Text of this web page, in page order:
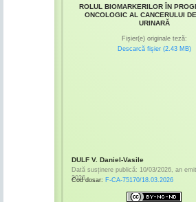
ROLUL BIOMARKERILOR ÎN
ONCOLOGIC AL CANCERULUI
URINARĂ
Fișier(e) originale teză:
Descarcă fișier (2.43 MB)
DULF V. Daniel-Vasile
Dată susținere publică: 10/03/2026 an
2026
Cod dosar: F-CA-75170/18.03.2026